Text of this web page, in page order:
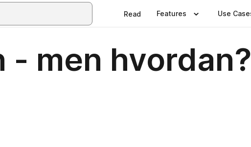
Read Features Use
- men hvordan?